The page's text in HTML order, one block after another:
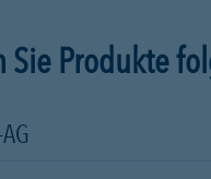
Produkte